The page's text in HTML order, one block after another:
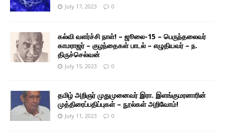
July 17, 2023 0
கல்வி வளர்ச்சி நாள்! – ஜூலை-15 – பெருந்தலைவர்
காமராஜர் – குழந்தைகள் பாடல் – எழுதியவர் – ந.
திருச்செல்வன்
July 15, 2023 0
தமிழ் அறிஞர் முதுமுனைவர் இரா. இளங்குமரனாரின்
முத்திரைப்பதிப்புகள் – நூல்கள் அறிவோம்!
July 11, 2023 0